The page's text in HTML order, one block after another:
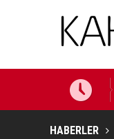
HABERLER